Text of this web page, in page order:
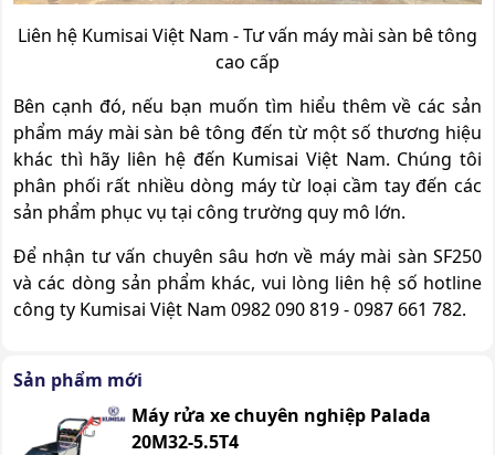
Liên hệ Kumisai Việt Nam - Tư vấn máy mài sàn bê tông
cao cấp
Bên cạnh đó, nếu bạn muốn tìm hiểu thêm về các sản
phẩm máy mài sàn bê tông đến từ một số thương hiệu
khác thì hãy liên hệ đến Kumisai Việt Nam. Chúng tôi
phân phối rất nhiều dòng máy từ loại cầm tay đến các
sản phẩm phục vụ tại công trường quy mô lớn.
Để nhận tư vấn chuyên sâu hơn về máy mài sàn SF250
và các dòng sản phẩm khác, vui lòng liên hệ số hotline
công ty Kumisai Việt Nam 0982 090 819 - 0987 661 782.
Sản phẩm mới
Máy rửa xe chuyên nghiệp Palada
20M32-5.5T4